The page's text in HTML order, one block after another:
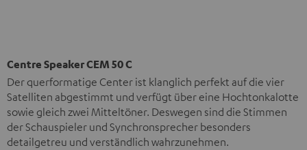
Centre Speaker CEM 50 C
Der querformatige Center ist klanglich perfekt auf die vier
Satelliten abgestimmt und verfügt über eine Hochtonkalotte
sowie gleich zwei Mitteltöner. Deswegen sind die Stimmen
der Schauspieler und Synchronsprecher besonders
detailgetreu und verständlich wahrzunehmen.